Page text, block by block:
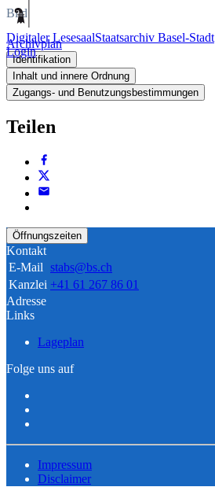
Digitaler LesesaalStaatsarchiv Basel-Stadt
Login
Bild
Archivplan
Identifikation
Inhalt und innere Ordnung
Zugangs- und Benutzungsbestimmungen
Teilen
Öffnungszeiten
Kontakt
E-Mail stabs@bs.ch
Kanzlei +41 61 267 86 01
Adresse
Links
Lageplan
Folge uns auf
Impressum
Disclaimer